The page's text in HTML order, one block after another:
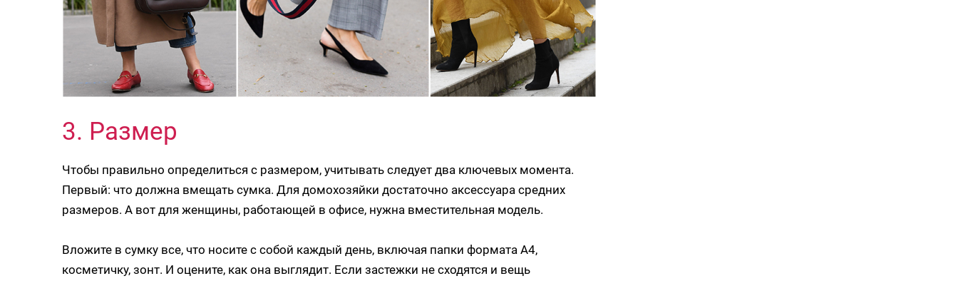
3. Размер
Чтобы правильно определиться с размером, учитывать следует два ключевых момента.
Первый: что должна вмещать сумка. Для домохозяйки достаточно аксессуара средних
размеров. А вот для женщины, работающей в офисе, нужна вместительная модель.
Вложите в сумку все, что носите с собой каждый день, включая папки формата А4,
косметичку, зонт. И оцените, как она выглядит. Если застежки не сходятся и вещь